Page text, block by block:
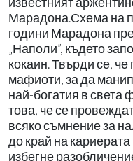
Марадона.Схема на
години Марадона
„Наполи”, където
кокаин. Твърди се,
мафиоти, за да
най-богатия в света
това, че се
всяко съмнение за
до край на
избегне